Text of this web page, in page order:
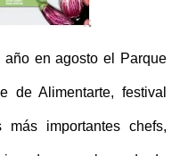
en agosto el Parque
de Alimentarte, festival
importantes chefs,